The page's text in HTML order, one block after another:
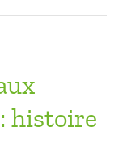
histoire